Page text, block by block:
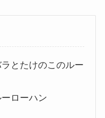
とたけのこのルー
ローハン